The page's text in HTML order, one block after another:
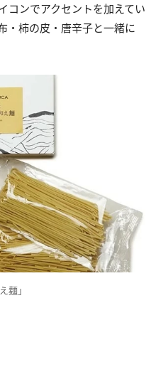
コンでアクセントを加えてい
・柿の皮・唐辛子と一緒に
麺」